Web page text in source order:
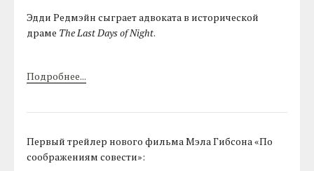
Эдди Редмэйн сыграет адвоката в исторической
драме The Last Days of Night.
Подробнее...
Первый трейлер нового фильма Мэла Гибсона «По
соображениям совести»: